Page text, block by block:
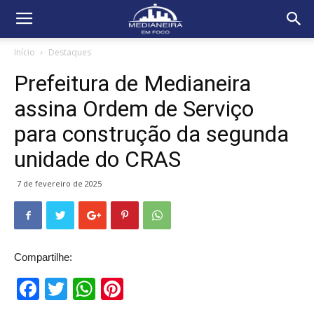
Início Destaques
Prefeitura de Medianeira
assina Ordem de Serviço
para construção da segunda
unidade do CRAS
7 de fevereiro de 2025
Compartilhe:
Facebook
TwitterWhatsApp